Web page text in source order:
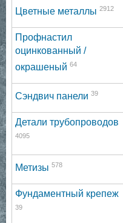
Цветные металлы 2912
Профнастил
оцинкованный /
окрашеный 64
Сэндвич панели 39
Детали трубопроводов
4095
Метизы 578
Фундаментный крепеж
39